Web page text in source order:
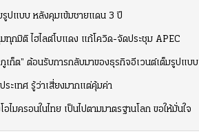
รูปแบบ หลังคุมเข้มชายแดน 3 ปี
ทุกมิติ ไฮไลต์โบแดง แก้โควิด-จัดประชุม APEC
ก็ต” ต้อนรับการกลับมาของธุรกิจอีเวนต์เต็มรูปแบบ
ระเทศ รู้ว่าเสี่ยงมากแต่คุ้มค่า
ไมครอนในไทย เป็นไปตามมาตรฐานโลก ขอให้มั่นใจ